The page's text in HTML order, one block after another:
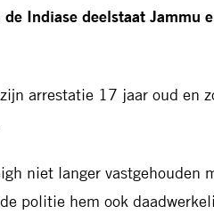
Indiase deelstaat Jammu
arrestatie 17 jaar oud en
niet langer vastgehouden
politie hem ook